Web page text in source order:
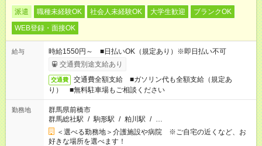
派遣 職種未経験OK 社会人未経験OK 大学生歓迎
ブランクOK
WEB登録・面接OK
給与
時給1550円～ ■日払いOK（規定あり）※即日払い不可
交通費別途支給あり
交通費
交通費全額支給 ■ガソリン代も全額支給（規定あ
り） ■無料駐車場もご相談ください
勤務地
群馬県前橋市
群馬総社駅 / 駒形駅 / 粕川駅 / …
＜選べる勤務地＞介護施設や病院 ※ご自宅の近くなど、お
好きな場所を選べます！